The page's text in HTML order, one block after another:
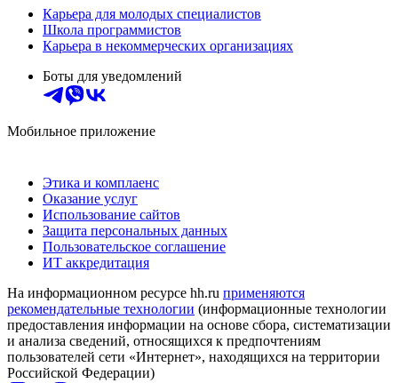
Карьера для молодых специалистов
Школа программистов
Карьера в некоммерческих организациях
Боты для уведомлений
Мобильное приложение
Этика и комплаенс
Оказание услуг
Использование сайтов
Защита персональных данных
Пользовательское соглашение
ИТ аккредитация
На информационном ресурсе hh.ru применяются
рекомендательные технологии (информационные технологии
предоставления информации на основе сбора, систематизации
и анализа сведений, относящихся к предпочтениям
пользователей сети «Интернет», находящихся на территории
Российской Федерации)